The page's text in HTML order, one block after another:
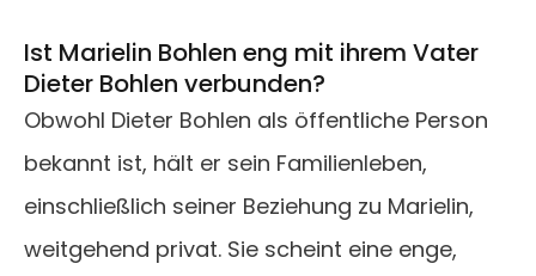
Ist Marielin Bohlen eng mit ihrem Vater
Dieter Bohlen verbunden?
Obwohl Dieter Bohlen als öffentliche Person
bekannt ist, hält er sein Familienleben,
einschließlich seiner Beziehung zu Marielin,
weitgehend privat. Sie scheint eine enge,